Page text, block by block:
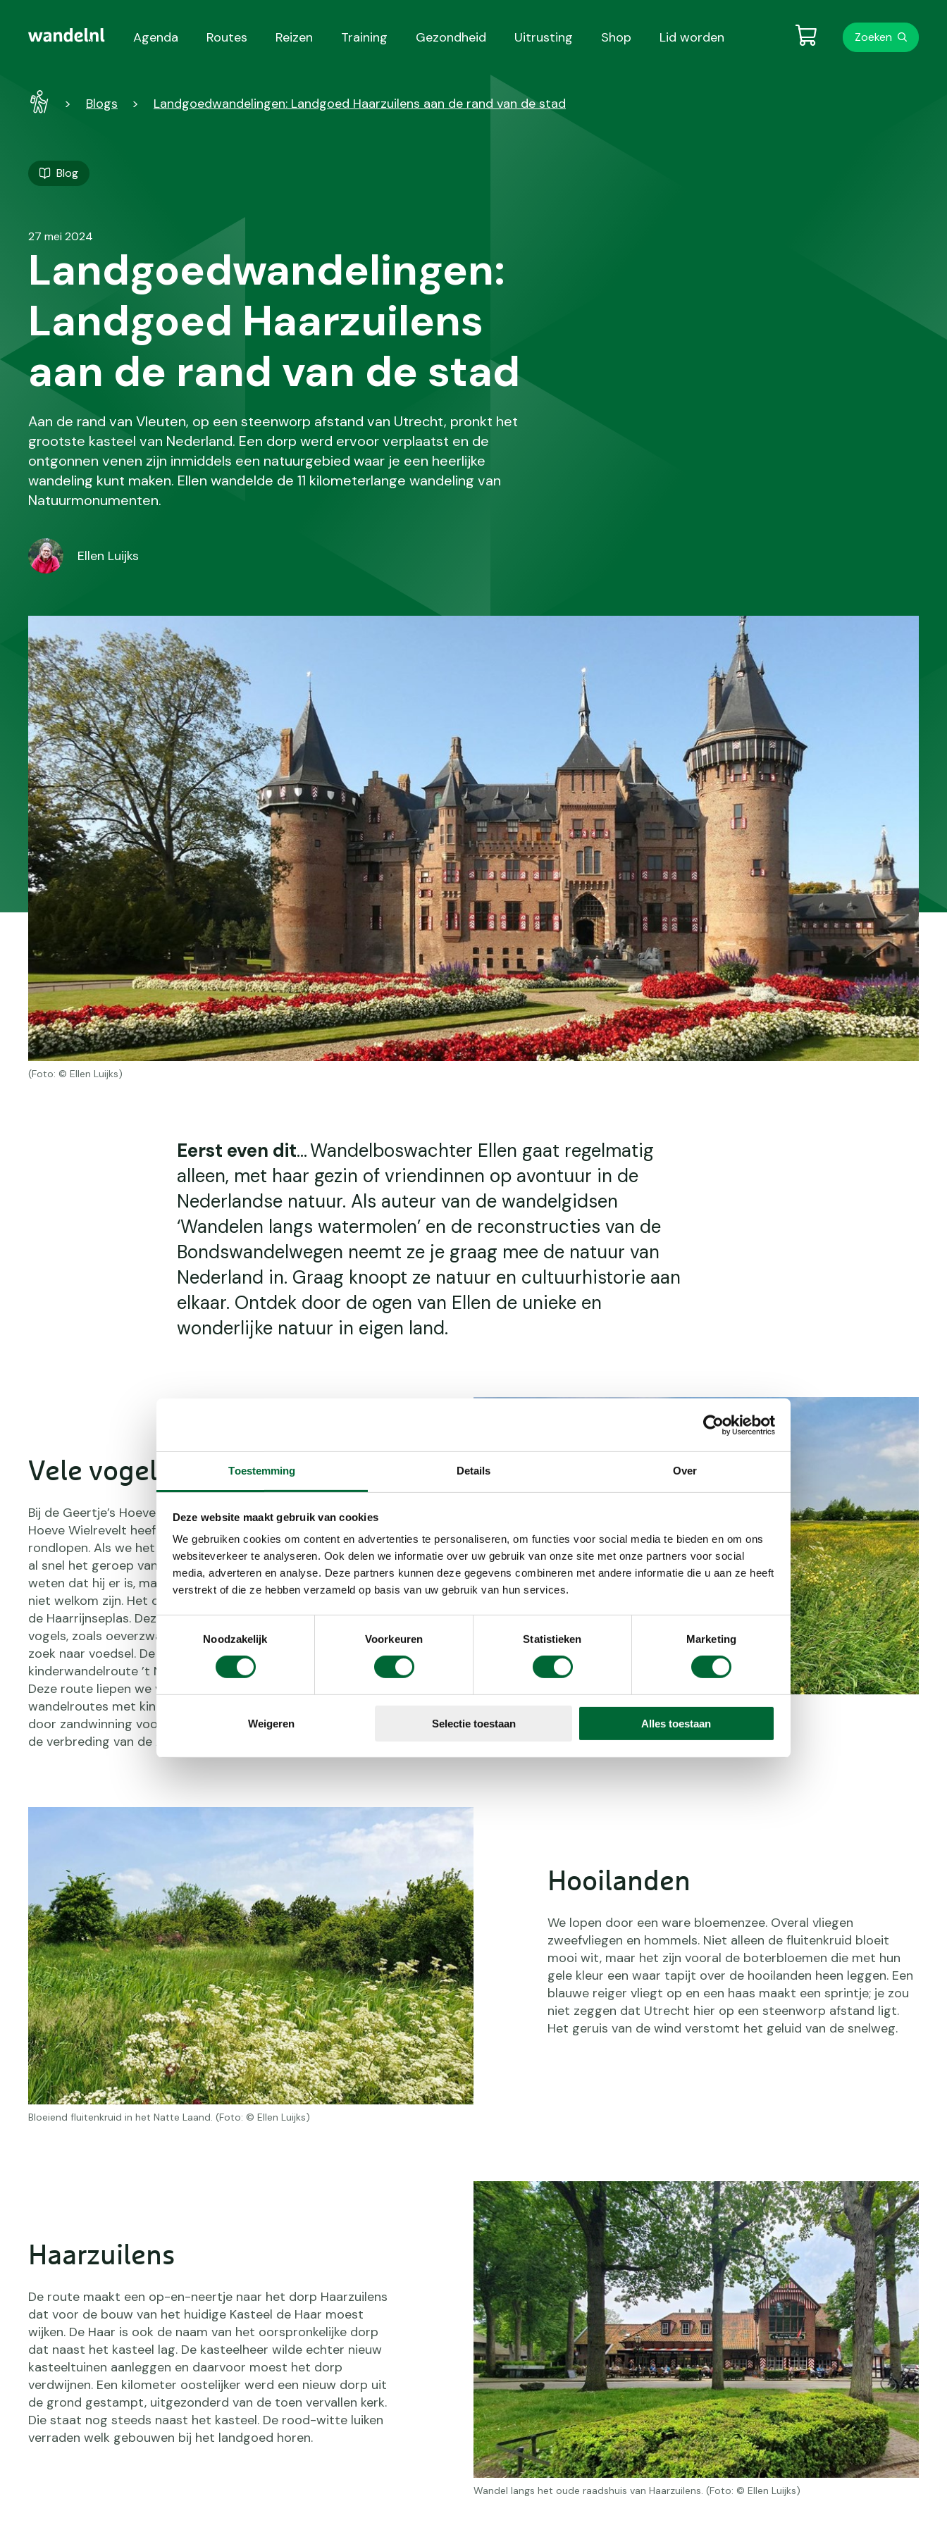
Toestemming Details Over
Deze website maakt gebruik van cookies
We gebruiken cookies om content en advertenties te personaliseren, om functies voor social media te bieden en om ons
websiteverkeer te analyseren. Ook delen we informatie over uw gebruik van onze site met onze partners voor social
media, adverteren en analyse. Deze partners kunnen deze gegevens combineren met andere informatie die u aan ze heeft
verstrekt of die ze hebben verzameld op basis van uw gebruik van hun services.
Noodzakelijk
Voorkeuren Statistieken Marketing
Weigeren Selectie toestaan Alles toestaan
Hoofdnavigatie
Agenda Routes Reizen Training Gezondheid Uitrusting Shop Lid worden Zoeken
WandelBlogs Landgoedwandelingen: Landgoed Haarzuilens aan de rand van de stad
Blog
27 mei 2024
Landgoedwandelingen:
Landgoed Haarzuilens
aan de rand van de stad
Aan de rand van Vleuten, op een steenworp afstand van Utrecht, pronkt het
grootste kasteel van Nederland. Een dorp werd ervoor verplaatst en de
ontgonnen venen zijn inmiddels een natuurgebied waar je een heerlijke
wandeling kunt maken. Ellen wandelde de 11 kilometerlange wandeling van
Natuurmonumenten.
Ellen Luijks
(Foto: © Ellen Luijks)
Eerst even dit…Wandelboswachter Ellen gaat regelmatig
alleen, met haar gezin of vriendinnen op avontuur in de
Nederlandse natuur. Als auteur van de wandelgidsen
‘Wandelen langs watermolen’ en de reconstructies van de
Bondswandelwegen neemt ze je graag mee de natuur van
Nederland in. Graag knoopt ze natuur en cultuurhistorie aan
elkaar. Ontdek door de ogen van Ellen de unieke en
wonderlijke natuur in eigen land.
Vele vogels
Bij de Geertje’s Hoeve kijken we even naar de dieren en ook
Hoeve Wielrevelt heeft als zorgboerderij wat kleinvee
rondlopen. Als we het lange pad naar achteren lopen, horen we
al snel het geroep van een fazant. Zo laat hij aan de hennen
weten dat hij er is, maar vertelt hij ook andere hanen dat ze
niet welkom zijn. Het duurt niet lang voor we zicht hebben op
de Haarrijnseplas. Deze regenwaterplas is kraakhelder en vele
vogels, zoals oeverzwaluwen, scheren over het water heen op
zoek naar voedsel. De trekpont, die onderdeel is van de
kinderwandelroute ’t Natte Laand, slaan we deze keer over.
Deze route liepen we voor de
wandelroutes met kinderen’. De plas is trouwens ontstaan
door zandwinning voor de aanleg van de wijk Leidsche Rijnen
de verbreding van de A2.
Bloeiend fluitenkruid in het Natte Laand. (Foto: © Ellen Luijks)
Hooilanden
We lopen door een ware bloemenzee. Overal vliegen
zweefvliegen en hommels. Niet alleen de fluitenkruid bloeit
mooi wit, maar het zijn vooral de boterbloemen die met hun
gele kleur een waar tapijt over de hooilanden heen leggen. Een
blauwe reiger vliegt op en een haas maakt een sprintje; je zou
niet zeggen dat Utrecht hier op een steenworp afstand ligt.
Het geruis van de wind verstomt het geluid van de snelweg.
Haarzuilens
De route maakt een op-en-neertje naar het dorp Haarzuilens
dat voor de bouw van het huidige Kasteel de Haar moest
wijken. De Haar is ook de naam van het oorspronkelijke dorp
dat naast het kasteel lag. De kasteelheer wilde echter nieuw
kasteeltuinen aanleggen en daarvoor moest het dorp
verdwijnen. Een kilometer oostelijker werd een nieuw dorp uit
de grond gestampt, uitgezonderd van de toen vervallen kerk.
Die staat nog steeds naast het kasteel. De rood-witte luiken
verraden welk gebouwen bij het landgoed horen.
Wandel langs het oude raadshuis van Haarzuilens. (Foto: © Ellen Luijks)